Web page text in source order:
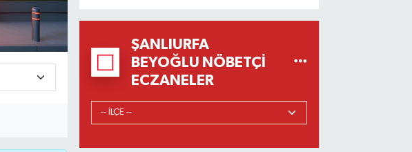
ŞANLIURFA
BEYOĞLU NÖBETÇI
ECZANELER